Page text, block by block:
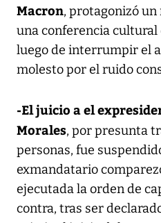
Macron, protagonizó
una conferencia cultural
luego de interrumpir el
molesto por el ruido
-El juicio a el
Morales, por presunta
personas, fue
exmandatario
ejecutada la orden de
contra, tras ser